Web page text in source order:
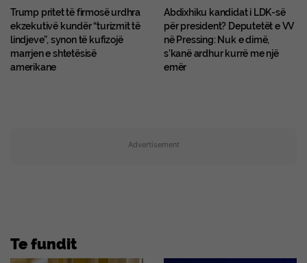
Trump pritet të firmosë urdhra
ekzekutivë kundër “turizmit të
lindjeve”, synon të kufizojë
marrjen e shtetësisë
amerikane
Abdixhiku kandidat i LDK-së
për president? Deputetët e VV
në Pressing: Nuk e dimë,
s’kanë ardhur kurrë me një
emër
Advertisement
Te fundit